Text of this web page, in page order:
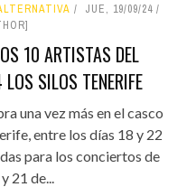
JUE, 19/09/24
10 ARTISTAS DEL
SILOS TENERIFE
una vez más en el casco
entre los días 18 y 22
para los conciertos de
21 de...